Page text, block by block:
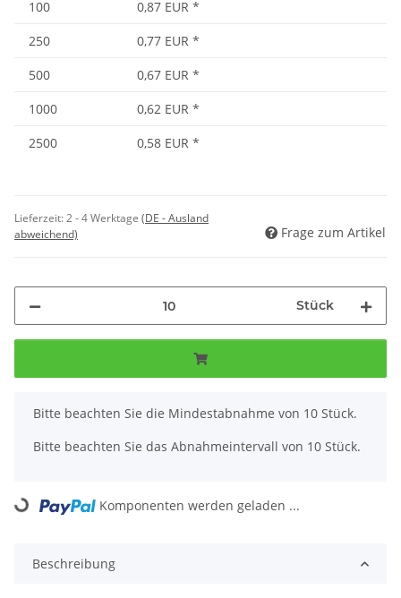
100 0,87 EUR *
250
0,77 EUR *
500
0,67 EUR *
1000
0,62 EUR *
2500
0,58 EUR *
Lieferzeit:2 - 4 Werktage (DE - Ausland
abweichend)
Frage zum Artikel
Stück
x
Bitte beachten Sie die Mindestabnahme von 10 Stück.
Bitte beachten Sie das Abnahmeintervall von 10 Stück.
Loading... Komponenten werden geladen ...
Beschreibung